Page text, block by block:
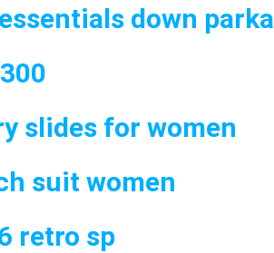
down parka
slides for women
suit women
retro sp